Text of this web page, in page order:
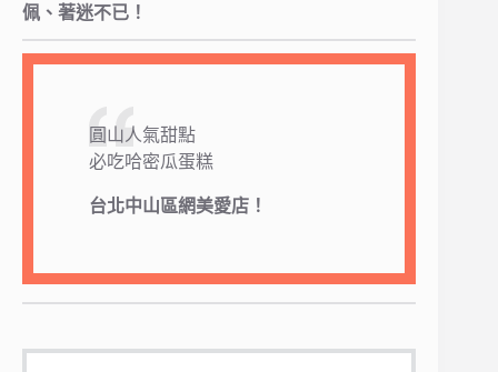
佩、著迷不已！
圓山人氣甜點
必吃哈密瓜蛋糕
台北中山區網美愛店！